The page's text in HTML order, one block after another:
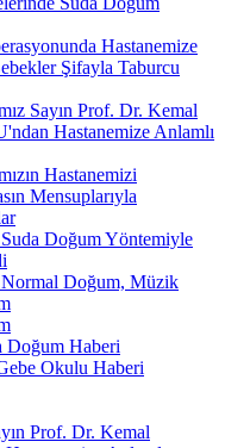
Hastanemize
Şifayla Taburcu
Sayın Prof. Dr. Kemal
Hastanemize Anlamlı
Hastanemizi
Mensuplarıyla
Doğum Yöntemiyle
Doğum, Müzik
Haberi
Okulu Haberi
Prof. Dr. Kemal